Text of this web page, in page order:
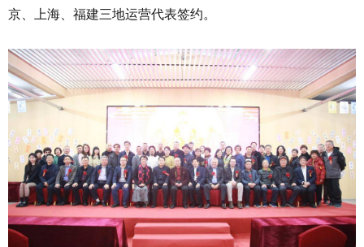
京、上海、福建三地运营代表签约。